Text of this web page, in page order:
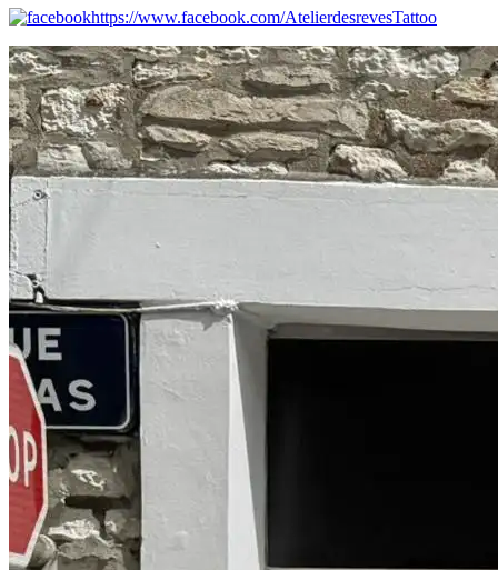
https://www.facebook.com/AtelierdesrevesTattoo